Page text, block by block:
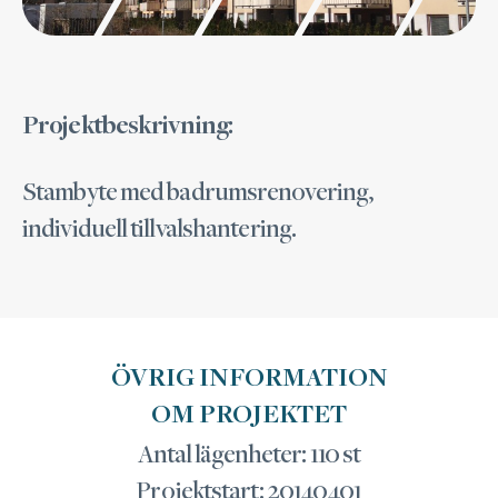
Projektbeskrivning:
Stambyte med badrumsrenovering,
individuell tillvalshantering.
ÖVRIG INFORMATION
OM PROJEKTET
Antal lägenheter: 110 st
Projektstart: 20140401